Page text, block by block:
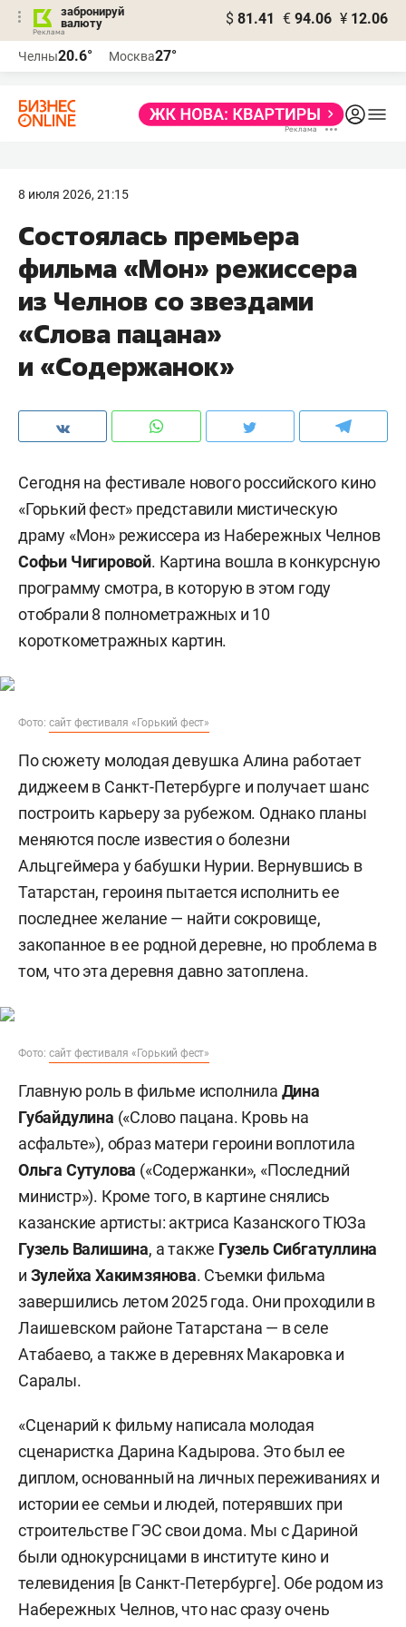
забронируй
валюту
$ 81.41 € 94.06 ¥ 12.06
Челны20.6° Москва27°
8 июля 2026, 21:15
Состоялась премьера
фильма «Мон» режиссера
из Челнов со звездами
«Слова пацана»
и «Содержанок»
Сегодня на фестивале нового российского кино
«Горький фест» представили мистическую
драму «Мон» режиссера из Набережных Челнов
Софьи Чигировой. Картина вошла в конкурсную
программу смотра, в которую в этом году
отобрали 8 полнометражных и 10
короткометражных картин.
Фото: сайт фестиваля «Горький фест»
По сюжету молодая девушка Алина работает
диджеем в Санкт-Петербурге и получает шанс
построить карьеру за рубежом. Однако планы
меняются после известия о болезни
Альцгеймера у бабушки Нурии. Вернувшись в
Татарстан, героиня пытается исполнить ее
последнее желание — найти сокровище,
закопанное в ее родной деревне, но проблема в
том, что эта деревня давно затоплена.
Фото: сайт фестиваля «Горький фест»
Главную роль в фильме исполнила Дина
Губайдулина («Слово пацана. Кровь на
асфальте»), образ матери героини воплотила
Ольга Сутулова («Содержанки», «Последний
министр»). Кроме того, в картине снялись
казанские артисты: актриса Казанского ТЮЗа
Гузель Валишина, а также Гузель Сибгатуллина
и Зулейха Хакимзянова. Съемки фильма
завершились летом 2025 года. Они проходили в
Лаишевском районе Татарстана — в селе
Атабаево, а также в деревнях Макаровка и
Саралы.
«Сценарий к фильму написала молодая
сценаристка Дарина Кадырова. Это был ее
диплом, основанный на личных переживаниях и
истории ее семьи и людей, потерявших при
строительстве ГЭС свои дома. Мы с Дариной
были однокурсницами в институте кино и
телевидения [в Санкт-Петербурге]. Обе родом из
Набережных Челнов, что нас сразу очень